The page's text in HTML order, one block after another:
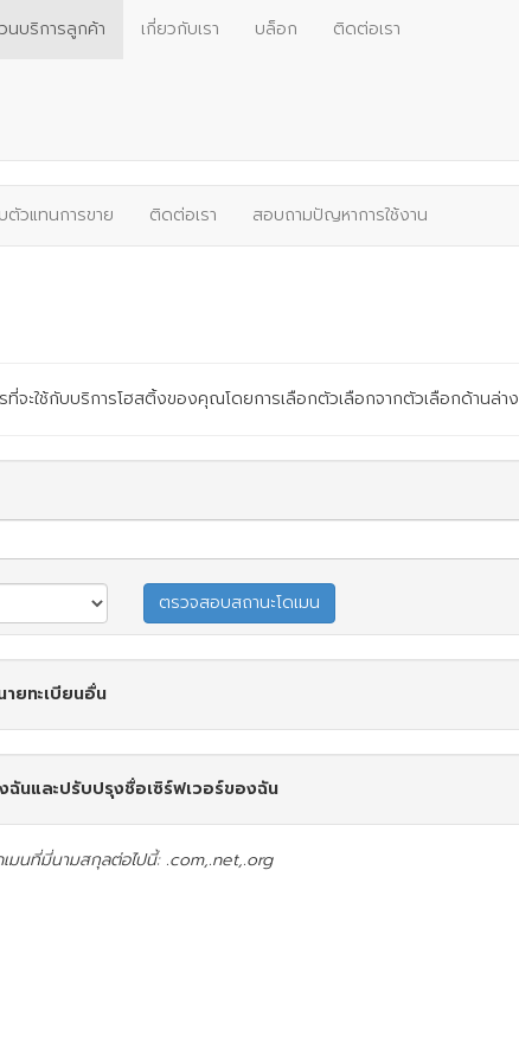
นบริการลูกค้า เกี่ยวกับเรา บล็อก ติดต่อเรา
ตัวแทนการขาย ติดต่อเรา สอบถามปัญหาการใช้งาน
จะใช้กับบริการโฮสติ้งของคุณโดยการเลือกตัวเลือกจากตัวเลือกด้านล่าง
ยทะเบียนอื่น
ฉันและปรับปรุงชื่อเซิร์ฟเวอร์ของฉัน
เมนที่มี่นามสกุลต่อไปนี้: .com,.net,.org